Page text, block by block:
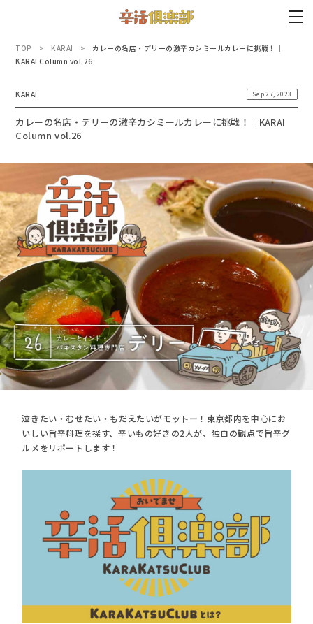
TOP KARAI
カレーの名店・デリーの激辛カシミールカレーに挑戦！｜
KARAI Column vol.26
KARAI Sep 27, 2023
カレーの名店・デリーの激辛カシミールカレーに挑戦！｜KARAI
Column vol.26
泣きたい・むせたい・もだえたいがモットー！東京都内を中心にお
いしい旨辛料理を探す、辛いもの好きの2人が、独自の観点で旨辛グ
ルメをリポートします！